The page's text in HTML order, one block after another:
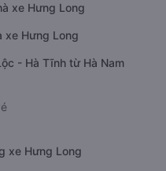
xe Hưng Long
xe Hưng Long
- Hà Tĩnh từ Hà Nam
xe Hưng Long